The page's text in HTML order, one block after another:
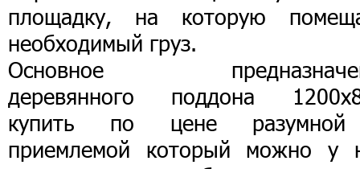
площадку, на которую
необходимый груз.
Основное
деревянного поддона
купить по цене
приемлемой который можно у